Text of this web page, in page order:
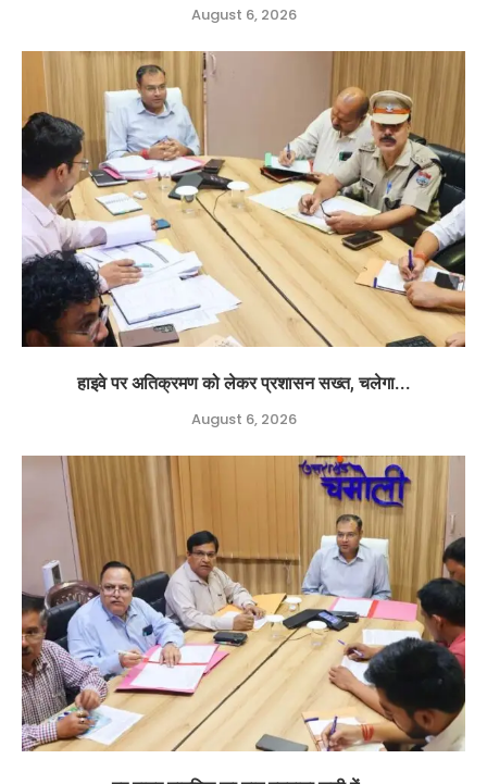
August 6, 2026
हाइवे पर अतिक्रमण को लेकर प्रशासन सख्त, चलेगा...
August 6, 2026